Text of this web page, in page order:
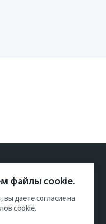
файлы cookie.
вы даете согласие на
cookie.